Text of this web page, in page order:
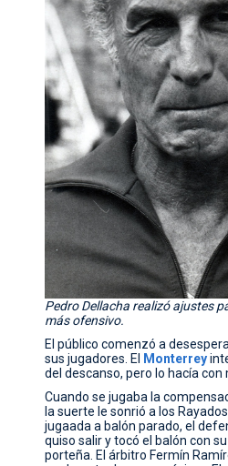
Pedro Dellacha realizó ajustes
más ofensivo.
El público comenzó a
sus jugadores. El
Monterrey
del descanso, pero lo hacía
Cuando se jugaba la
la suerte le sonrió a los
jugaada a balón parado, el
quiso salir y tocó el balón con
porteña. El árbitro Fermín